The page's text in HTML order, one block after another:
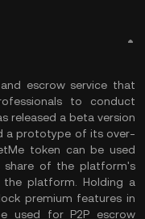
escrow service that
to conduct
released a beta version
a prototype of its over-
token can be used
share of the platform's
platform. Holding a
premium features in
used for P2P escrow